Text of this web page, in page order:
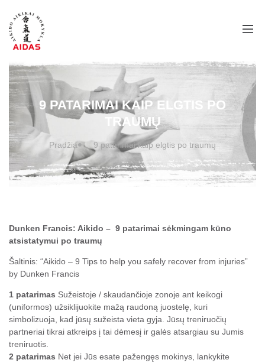
9 PATARIMAI KAIP ELGTIS PO
TRAUMŲ
Pradžia 9 patarimai kaip elgtis po traumų
Dunken Francis: Aikido – 9 patarimai sėkmingam kūno
atsistatymui po traumų
Šaltinis: “Aikido – 9 Tips to help you safely recover from injuries”
by Dunken Francis
1 patarimas Sužeistoje / skaudančioje zonoje ant keikogi
(uniformos) užsiklijuokite mažą raudoną juostelę, kuri
simbolizuoja, kad jūsų sužeista vieta gyja. Jūsų treniruočių
partneriai tikrai atkreips į tai dėmesį ir galės atsargiau su Jumis
treniruotis.
2 patarimas Net jei Jūs esate pažengęs mokinys, lankykite